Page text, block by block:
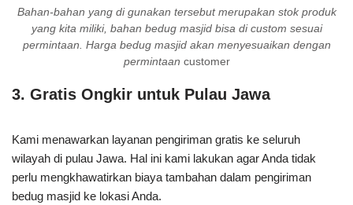
Bahan-bahan yang di gunakan tersebut merupakan stok produk
yang kita miliki, bahan bedug masjid bisa di custom sesuai
permintaan. Harga bedug masjid akan menyesuaikan dengan
permintaan customer
3. Gratis Ongkir untuk Pulau Jawa
Kami menawarkan layanan pengiriman gratis ke seluruh
wilayah di pulau Jawa. Hal ini kami lakukan agar Anda tidak
perlu mengkhawatirkan biaya tambahan dalam pengiriman
bedug masjid ke lokasi Anda.